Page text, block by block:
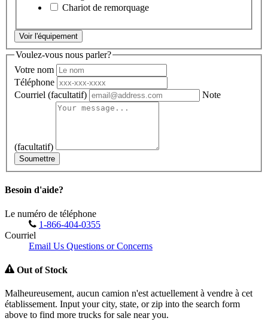
Chariot de remorquage
Voir l'équipement
Voulez-vous nous parler?
Votre nom
Téléphone
Courriel (facultatif) Note
(facultatif)
Soumettre
Besoin d'aide?
Le numéro de téléphone
1-866-404-0355
Courriel
Email Us Questions or Concerns
Out of Stock
Malheureusement, aucun camion n'est actuellement à vendre à cet
établissement. Input your city, state, or zip into the search form
above to find more trucks for sale near you.